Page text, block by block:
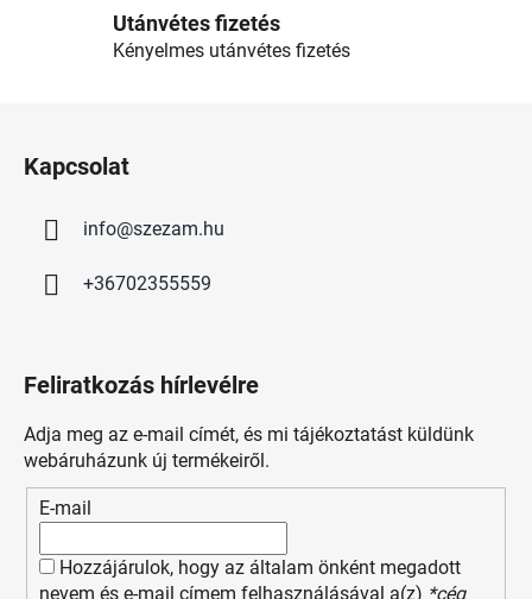
Utánvétes fizetés
Kényelmes utánvétes fizetés
Kapcsolat
info@szezam.hu
+36702355559
Feliratkozás hírlevélre
Adja meg az e-mail címét, és mi tájékoztatást küldünk
webáruházunk új termékeiről.
E-mail
Hozzájárulok, hogy az általam önként megadott
nevem és e-mail címem felhasználásával a(z) *cég